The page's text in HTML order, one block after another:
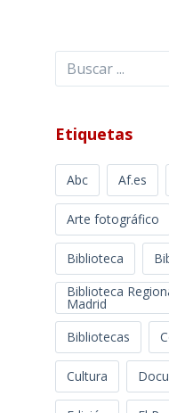
Buscar
Etiquetas
Abc Af.es
Arte fotográfico
Biblioteca
Biblioteca
Madrid
Bibliotecas
Cultura